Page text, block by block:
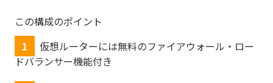
この構成のポイント
1
仮想ルーターには無料のファイアウォール・ロー
ドバランサー機能付き